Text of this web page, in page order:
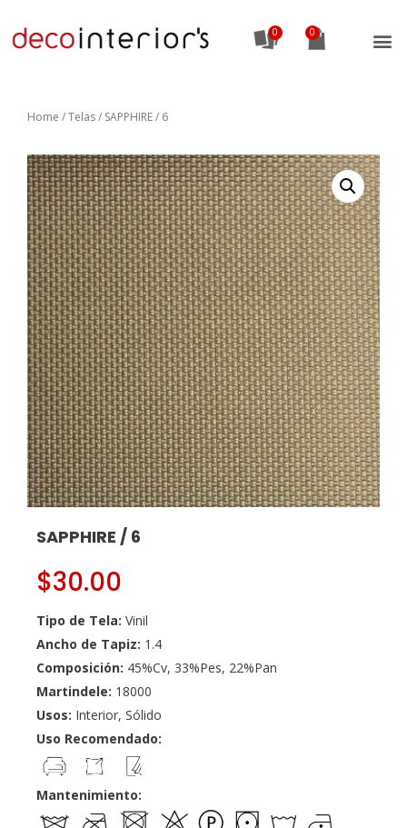
0
Home /Telas/ SAPPHIRE / 6
SAPPHIRE / 6
$30.00
Tipo de Tela: Vinil
Ancho de Tapiz: 1.4
Composición: 45%Cv, 33%Pes, 22%Pan
Martindele: 18000
Usos: Interior, Sólido
Uso Recomendado:
Mantenimiento: